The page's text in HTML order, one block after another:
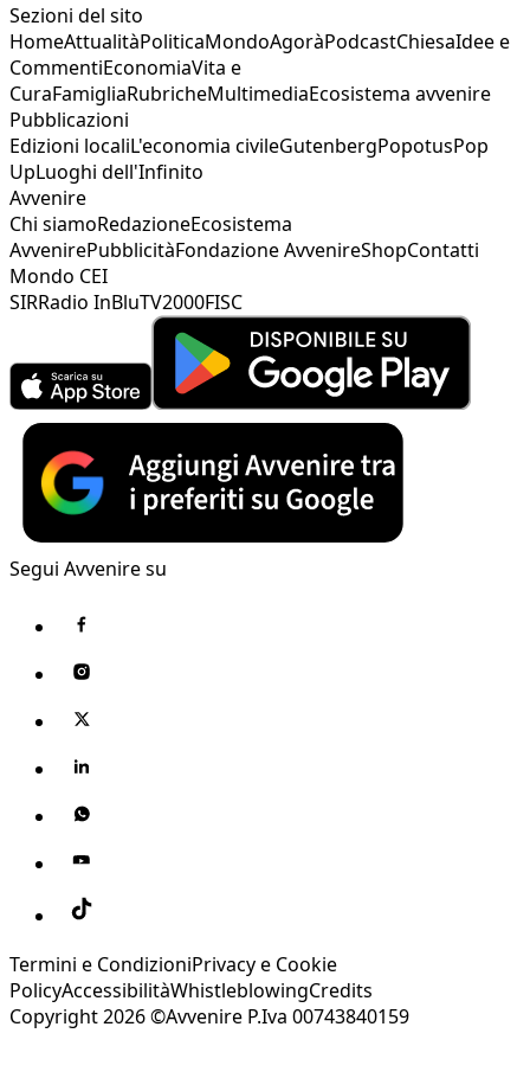
Sezioni del sito
HomeAttualitàPoliticaMondoAgoràPodcastChiesaIdee e
CommentiEconomiaVita e
CuraFamigliaRubricheMultimediaEcosistema avvenire
Pubblicazioni
Edizioni localiL'economia civileGutenbergPopotusPop
UpLuoghi dell'Infinito
Avvenire
Chi siamoRedazioneEcosistema
AvvenirePubblicitàFondazione AvvenireShopContatti
Mondo CEI
SIRRadio InBluTV2000FISC
Segui Avvenire su
Termini e CondizioniPrivacy e Cookie
PolicyAccessibilitàWhistleblowingCredits
Copyright 2026 ©Avvenire P.Iva 00743840159